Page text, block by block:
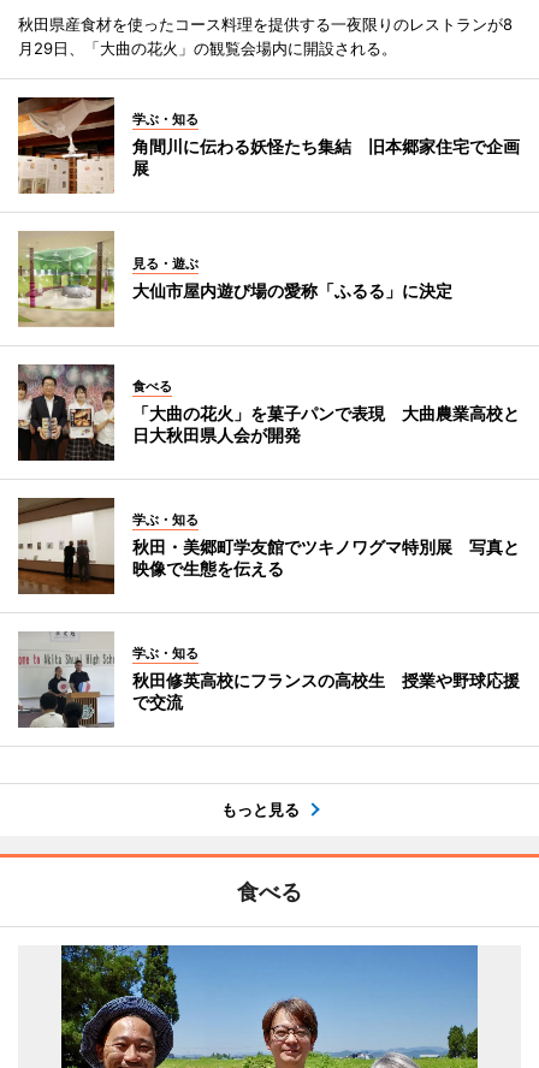
秋田県産食材を使ったコース料理を提供する一夜限りのレストランが8
月29日、「大曲の花火」の観覧会場内に開設される。
学ぶ・知る
角間川に伝わる妖怪たち集結 旧本郷家住宅で企画
展
見る・遊ぶ
大仙市屋内遊び場の愛称「ふるる」に決定
食べる
「大曲の花火」を菓子パンで表現 大曲農業高校と
日大秋田県人会が開発
学ぶ・知る
秋田・美郷町学友館でツキノワグマ特別展 写真と
映像で生態を伝える
学ぶ・知る
秋田修英高校にフランスの高校生 授業や野球応援
で交流
もっと見る
食べる